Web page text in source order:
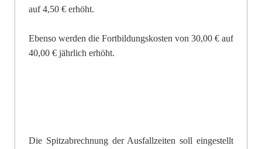
auf 4,50 € erhöht.
Ebenso werden die Fortbildungskosten von 30,00 € auf
40,00 € jährlich erhöht.
Die Spitzabrechnung der Ausfallzeiten soll eingestellt